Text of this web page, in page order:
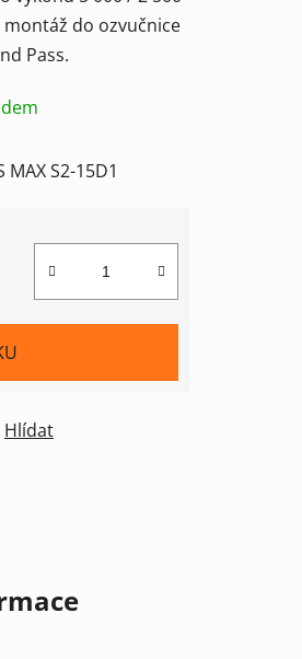
do ozvučnice
Pass.
MAX S2-15D1
Hlídat